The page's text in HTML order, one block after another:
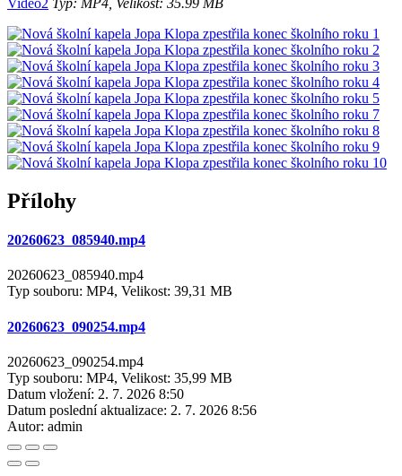
Přílohy
20260623_085940.mp4
20260623_085940.mp4
Typ souboru: MP4, Velikost: 39,31 MB
20260623_090254.mp4
20260623_090254.mp4
Typ souboru: MP4, Velikost: 35,99 MB
Datum vložení: 2. 7. 2026 8:50
Datum poslední aktualizace: 2. 7. 2026 8:56
Autor: admin